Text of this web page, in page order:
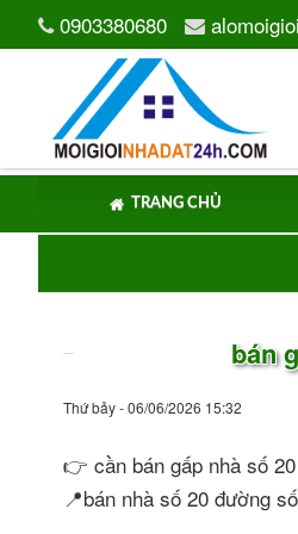
0903380680
TRANG CHỦ
bán
Thứ bảy - 06/06/2026 15:32
👉 cần bán gấp nhà số
📍bán nhà số 20 đường